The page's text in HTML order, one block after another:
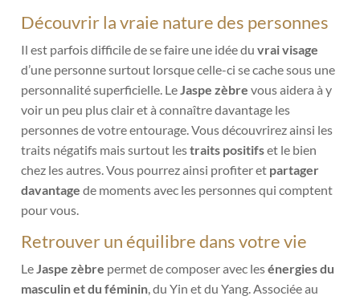
Découvrir la vraie nature des personnes
Il est parfois difficile de se faire une idée duvrai visage
d’une personne surtout lorsque celle-ci se cache sous une
personnalité superficielle. LeJaspe zèbre vous aidera à y
voir un peu plus clair et à connaître davantage les
personnes de votre entourage. Vous découvrirez ainsi les
traits négatifs mais surtout lestraits positifset le bien
chez les autres. Vous pourrez ainsi profiter et partager
davantage de moments avec les personnes qui comptent
pour vous.
Retrouver un équilibre dans votre vie
LeJaspe zèbre permet de composer avec lesénergies du
masculin et du féminin, du Yin et du Yang. Associée au